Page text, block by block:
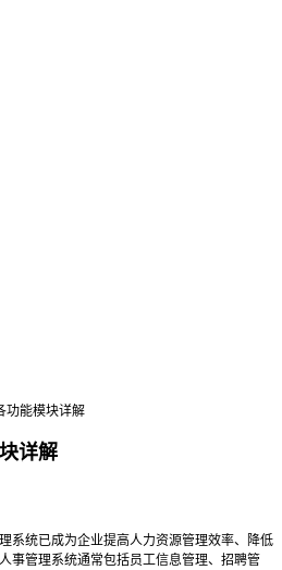
功能模块详解
详解
系统已成为企业提高人力资源管理效率、降低
事管理系统通常包括员工信息管理、招聘管